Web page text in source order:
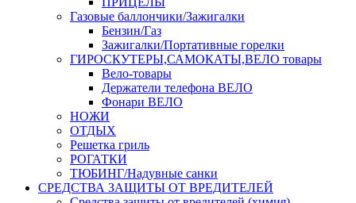
Газовые баллончики/Зажигалки
Бензин/Газ
Зажигалки/Портативные горелки
ГИРОСКУТЕРЫ,САМОКАТЫ,ВЕЛО товары
Вело-товары
Держатели телефона ВЕЛО
Фонари ВЕЛО
НОЖИ
ОТДЫХ
Решетка гриль
РОГАТКИ
ТЮБИНГ/Надувные санки
СРЕДСТВА ЗАЩИТЫ ОТ ВРЕДИТЕЛЕЙ